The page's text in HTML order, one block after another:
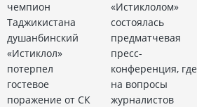
чемпион
Таджикистана
душанбинский
«Истиклол»
потерпел
гостевое
поражение от СК
«Истиклолом»
состоялась
предматчевая
пресс-
конференция, где
на вопросы
журналистов